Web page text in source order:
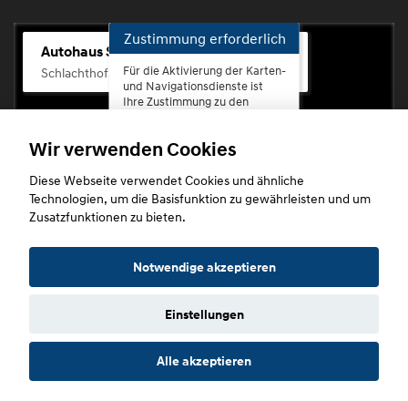
Autohaus Scherhag
Schlachthofstr. 68, 56073 Koblenz-Rauental
Zustimmung erforderlich
Für die Aktivierung der Karten-
und Navigationsdienste ist
Ihre Zustimmung zu den
erforderlich.
Zustimmen
Copyright © 2026. Autohaus Scherhag
Datenschutz Impressum
Wir verwenden Cookies
Diese Webseite verwendet Cookies und ähnliche
Technologien, um die Basisfunktion zu gewährleisten und um
Zusatzfunktionen zu bieten.
Notwendige akzeptieren
Einstellungen
Alle akzeptieren